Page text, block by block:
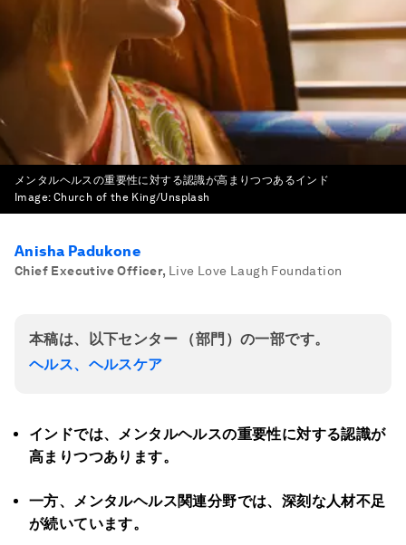
メンタルヘルスの重要性に対する認識が高まりつつあるインド
Image: Church of the King/Unsplash
Anisha Padukone
Chief Executive Officer, Live Love Laugh Foundation
本稿は、以下センター （部門）の一部です。
ヘルス、ヘルスケア
インドでは、メンタルヘルスの重要性に対する認識が
高まりつつあります。
一方、メンタルヘルス関連分野では、深刻な人材不足
が続いています。